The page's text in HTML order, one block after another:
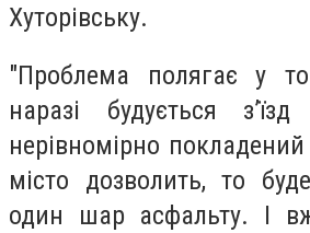
Хуторівську.
"Проблема полягає у
наразі будується
нерівномірно
місто дозволить, то
один шар асфальту. І